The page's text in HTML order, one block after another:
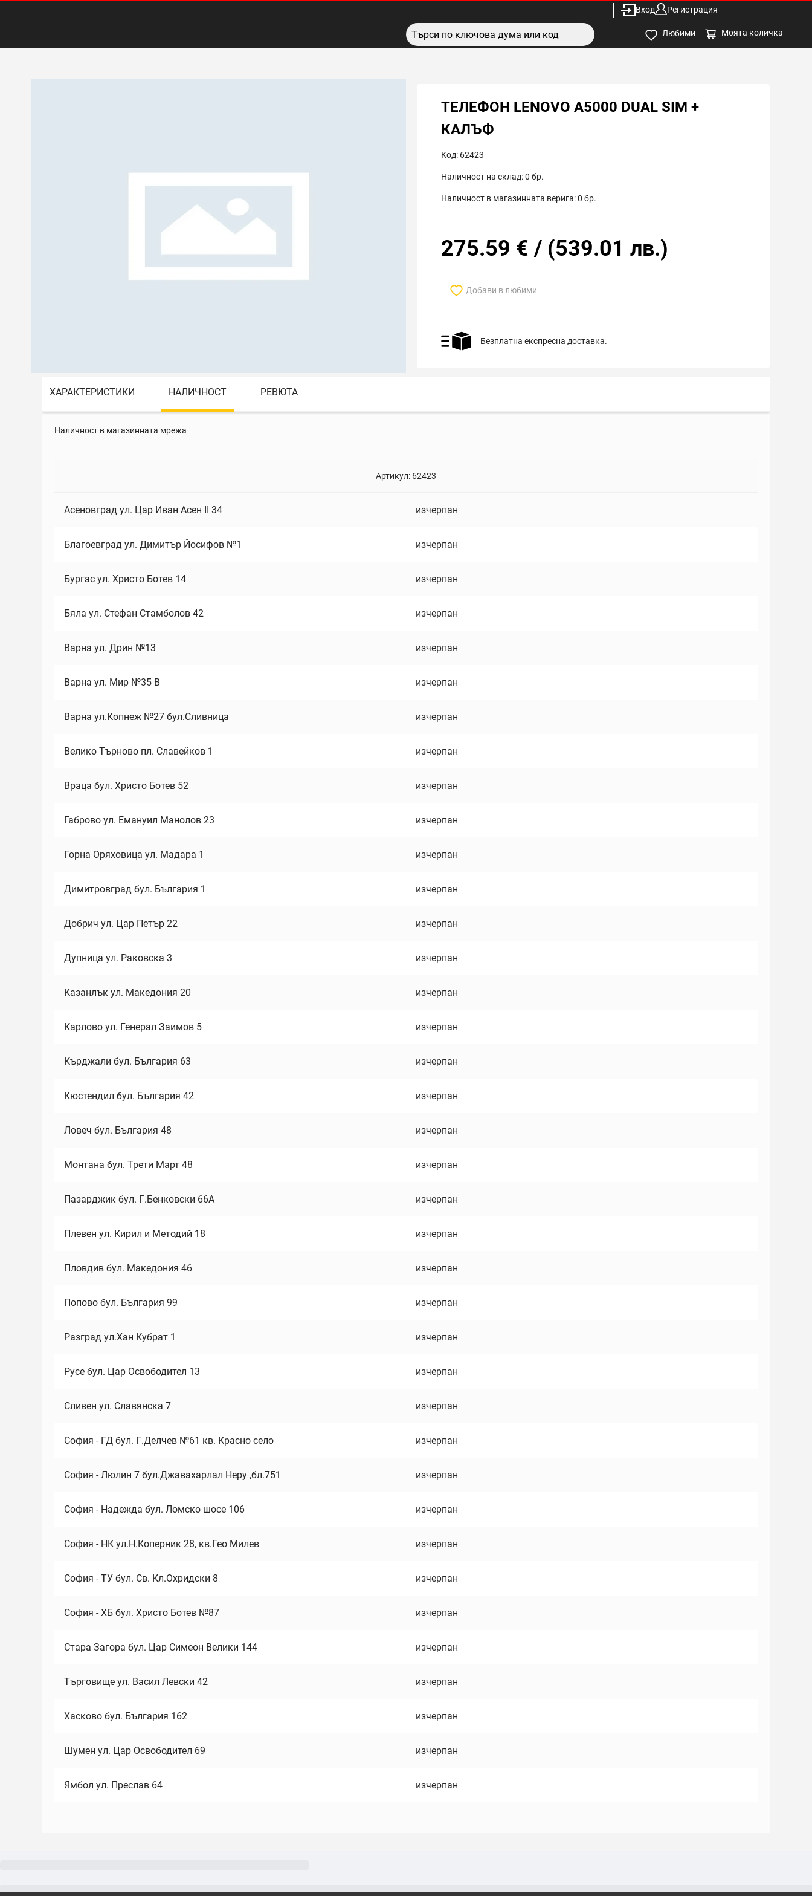
Вход Регистрация
Любими Моята количка
ТЕЛЕФОН LENOVO A5000 DUAL SIM +
КАЛЪФ
Код: 62423
Наличност на склад:0 бр.
Наличност в магазинната верига:0 бр.
275.59 € / (539.01 лв.)
Добави в любими
Безплатна експресна доставка.
ХАРАКТЕРИСТИКИ НАЛИЧНОСТ РЕВЮТА
Наличност в магазинната мрежа
Артикул: 62423
Асеновград ул. Цар Иван Асен II 34 изчерпан
Благоевград ул. Димитър Йосифов №1 изчерпан
Бургас ул. Христо Ботев 14 изчерпан
Бяла ул. Стефан Стамболов 42 изчерпан
Варна ул. Дрин №13 изчерпан
Варна ул. Мир №35 В изчерпан
Варна ул.Копнеж №27 бул.Сливница изчерпан
Велико Търново пл. Славейков 1 изчерпан
Враца бул. Христо Ботев 52 изчерпан
Габрово ул. Емануил Манолов 23 изчерпан
Горна Оряховица ул. Мадара 1 изчерпан
Димитровград бул. България 1 изчерпан
Добрич ул. Цар Петър 22 изчерпан
Дупница ул. Раковска 3 изчерпан
Казанлък ул. Македония 20 изчерпан
Карлово ул. Генерал Заимов 5 изчерпан
Кърджали бул. България 63 изчерпан
Кюстендил бул. България 42 изчерпан
Ловеч бул. България 48 изчерпан
Монтана бул. Трети Март 48 изчерпан
Пазарджик бул. Г.Бенковски 66А изчерпан
Плевен ул. Кирил и Методий 18 изчерпан
Пловдив бул. Македония 46 изчерпан
Попово бул. България 99 изчерпан
Разград ул.Хан Кубрат 1 изчерпан
Русе бул. Цар Освободител 13 изчерпан
Сливен ул. Славянска 7 изчерпан
София - ГД бул. Г.Делчев №61 кв. Красно село изчерпан
София - Люлин 7 бул.Джавахарлал Неру ,бл.751 изчерпан
София - Надежда бул. Ломско шосе 106 изчерпан
София - НК ул.Н.Коперник 28, кв.Гео Милев изчерпан
София - ТУ бул. Св. Кл.Охридски 8 изчерпан
София - ХБ бул. Христо Ботев №87 изчерпан
Стара Загора бул. Цар Симеон Велики 144 изчерпан
Търговище ул. Васил Левски 42 изчерпан
Хасково бул. България 162 изчерпан
Шумен ул. Цар Освободител 69 изчерпан
Ямбол ул. Преслав 64 изчерпан